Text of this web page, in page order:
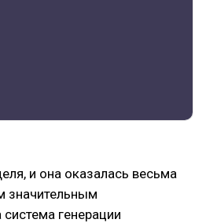
и она оказалась весьма
значительным
генерации